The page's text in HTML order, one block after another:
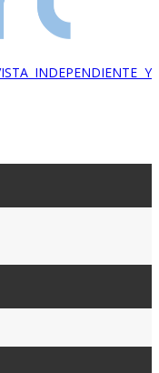
INDEPENDIENTE Y